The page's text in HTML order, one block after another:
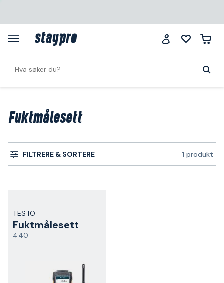
Fuktmålesett
FILTRERE & SORTERE 1 produkt
TESTO
Fuktmålesett
440